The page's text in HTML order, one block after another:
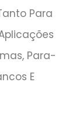
Para
Para-
E